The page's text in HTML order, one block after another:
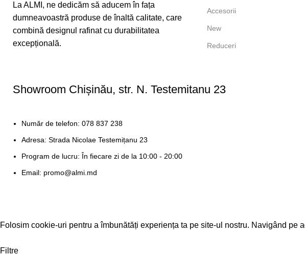
La ALMI, ne dedicăm să aducem în fața
dumneavoastră produse de înaltă calitate, care
combină designul rafinat cu durabilitatea
excepțională.
Accesorii
New
Reduceri
Showroom Chișinău, str. N. Testemitanu 23
Număr de telefon: 078 837 238
Adresa: Strada Nicolae Testemițanu 23
Program de lucru: În fiecare zi de la 10:00 - 20:00
Email: promo@almi.md
Folosim cookie-uri pentru a îmbunătăți experiența ta pe site-ul nostru. Navigând pe
Filtre